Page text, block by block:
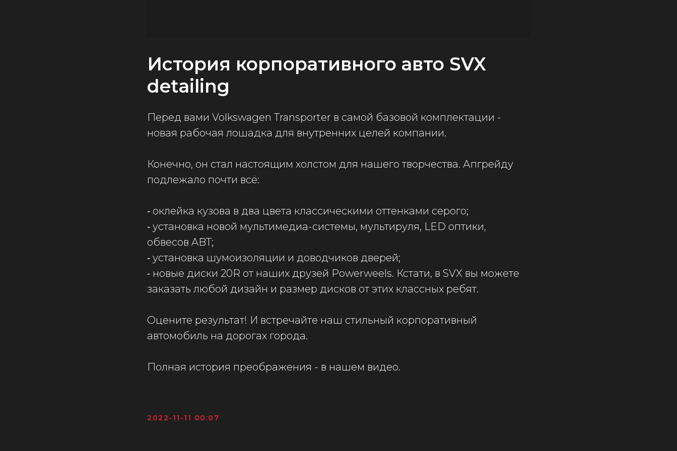
История корпоративного авто SVX
detailing
Перед вами Volkswagen Transporter в самой базовой комплектации -
новая рабочая лошадка для внутренних целей компании.
Конечно, он стал настоящим холстом для нашего творчества. Апгрейду
подлежало почти всё:
⁃ оклейка кузова в два цвета классическими оттенками серого;
⁃ установка новой мультимедиа-системы, мультируля, LED оптики,
обвесов ABT;
⁃ установка шумоизоляции и доводчиков дверей;
⁃ новые диски 20R от наших друзей Powerweels. Кстати, в SVX вы можете
заказать любой дизайн и размер дисков от этих классных ребят.
Оцените результат! И встречайте наш стильный корпоративный
автомобиль на дорогах города.
Полная история преображения - в нашем видео.
2022-11-11 00:07